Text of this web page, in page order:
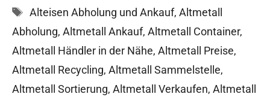
Schlagwörter
Alteisen Abholung und Ankauf, Altmetall
Abholung, Altmetall Ankauf, Altmetall Container,
Altmetall Händler in der Nähe, Altmetall Preise,
Altmetall Recycling, Altmetall Sammelstelle,
Altmetall Sortierung, Altmetall Verkaufen, Altmetall